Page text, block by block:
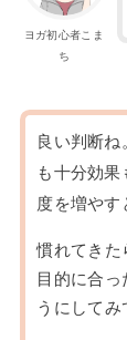
ヨガ初心者こま
ち
良い判断ね
も十分効
度を増やす
慣れてきた
目的に合
うにしてみ